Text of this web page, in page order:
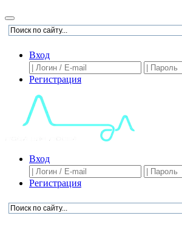
Вход
Регистрация
Вход
Регистрация